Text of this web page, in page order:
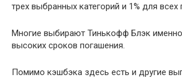
трех выбранных категорий и 1% для всех
Многие выбирают Тинькофф Блэк
высоких сроков погашения.
Помимо кэшбэка здесь есть и другие